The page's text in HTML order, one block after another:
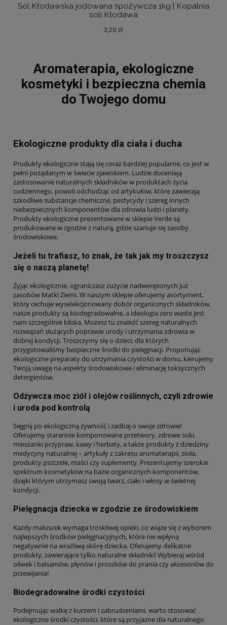
Sól Kłodawska jodowana spożywcza 1kg | Kopalnia
soli Kłodawa
3,20 zł
Aromaterapia, ekologiczne
kosmetyki i bezpieczna chemia
do Twojego domu
Ekologiczne produkty dla ciała i ducha
Produkty ekologiczne stają się coraz bardziej popularne, co jest w
pełni pożądanym w świecie zjawiskiem. Ludzie doceniają
zastosowanie naturalnych składników w produktach życia
codziennego, powoli odchodząc od artykułów, które zawierają
szkodliwe substancje chemiczne, pestycydy i szereg innych
niebezpiecznych komponentów dla zdrowia ludzi i planety.
Produkty ekologiczne prezentowane w sklepie Verde są
produkowane w zgodzie z naturą, gdzie szanuje się zasoby
środowiskowe.
Jeżeli tu trafiasz, to znak, że tak jak my troszczysz
się o naszą planetę!
Żyjąc ekologicznie, ograniczasz zużycie nadwerężonych już
zasobów Matki Ziemi. W naszym sklepie oferujemy asortyment,
który cechuje wyselekcjonowany dobór organicznych składników,
nasze produkty są biodegradowalne, a ideologia zero waste jest
nam szczególnie bliska. Możesz tu znaleźć szereg naturalnych
rozwiązań służących poprawie urody i utrzymania zdrowia w
dobrej kondycji. Troszczymy się o dzieci, dla których
przygotowaliśmy bezpieczne środki do pielęgnacji. Proponując
ekologiczne preparaty do utrzymania czystości w domu, kierujemy
Twoją uwagę na aspekty środowiskowe i eliminację toksycznych
detergentów.
Odżywcza moc ziół i olejów roślinnych, czyli zdrowie
i uroda pod kontrolą
Sięgnij po ekologiczną żywność i zadbaj o swoje zdrowie!
Oferujemy starannie komponowane przetwory, zdrowe soki,
mieszanki przypraw, kawy i herbaty, a także produkty z dziedziny
medycyny naturalnej – artykuły z zakresu aromaterapii, zioła,
produkty pszczele, maści czy suplementy. Prezentujemy szerokie
spektrum kosmetyków na bazie organicznych komponentów,
dzięki którym utrzymasz swoją twarz, ciało i włosy w świetnej
kondycji.
Pielęgnacja dziecka w zgodzie ze środowiskiem
Każdy maluszek wymaga troskliwej opieki, co wiąże się z wyborem
najlepszych środków pielęgnacyjnych, które nie wpłyną
negatywnie na wrażliwą skórę dziecka. Oferujemy delikatne
produkty, zawierające tylko naturalne składniki! Wybieraj wśród
oliwek i balsamów, płynów i proszków do prania czy akcesoriów do
przewijania!
Biodegradowalne środki czystości
Podejmując walkę z kurzem i zabrudzeniami, warto stosować
ekologiczne środki czystości, które są przyjazne dla naturalnego